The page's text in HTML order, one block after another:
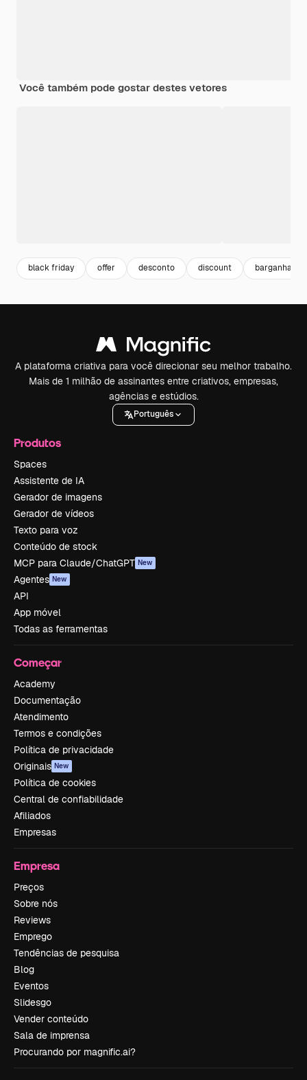
Você também pode gostar destes vetores
black friday offer desconto discount barganha
A plataforma criativa para você direcionar seu melhor trabalho.
Mais de 1 milhão de assinantes entre criativos, empresas,
agências e estúdios.
Português
Produtos
Spaces
Assistente de IA
Gerador de imagens
Gerador de vídeos
Texto para voz
Conteúdo de stock
MCP para Claude/ChatGPT New
Agentes New
API
App móvel
Todas as ferramentas
Começar
Academy
Documentação
Atendimento
Termos e condições
Política de privacidade
Originais New
Política de cookies
Central de confiabilidade
Afiliados
Empresas
Empresa
Preços
Sobre nós
Reviews
Emprego
Tendências de pesquisa
Blog
Eventos
Slidesgo
Vender conteúdo
Sala de imprensa
Procurando por magnific.ai?